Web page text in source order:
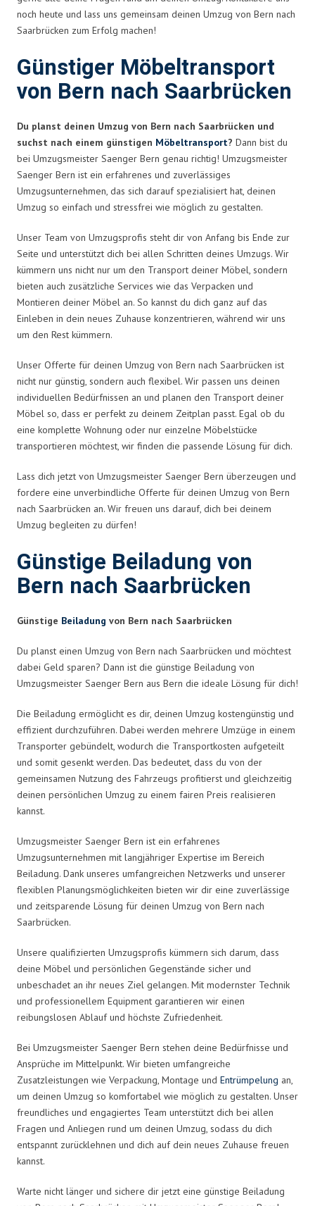
noch heute und lass uns gemeinsam deinen Umzug von Bern nach
Saarbrücken zum Erfolg machen!
Günstiger Möbeltransport
von Bern nach Saarbrücken
Du planst deinen Umzug von Bern nach Saarbrücken und
suchst nach einem günstigen Möbeltransport? Dann bist du
bei Umzugsmeister Saenger Bern genau richtig! Umzugsmeister
Saenger Bern ist ein erfahrenes und zuverlässiges
Umzugsunternehmen, das sich darauf spezialisiert hat, deinen
Umzug so einfach und stressfrei wie möglich zu gestalten.
Unser Team von Umzugsprofis steht dir von Anfang bis Ende zur
Seite und unterstützt dich bei allen Schritten deines Umzugs. Wir
kümmern uns nicht nur um den Transport deiner Möbel, sondern
bieten auch zusätzliche Services wie das Verpacken und
Montieren deiner Möbel an. So kannst du dich ganz auf das
Einleben in dein neues Zuhause konzentrieren, während wir uns
um den Rest kümmern.
Unser Offerte für deinen Umzug von Bern nach Saarbrücken ist
nicht nur günstig, sondern auch flexibel. Wir passen uns deinen
individuellen Bedürfnissen an und planen den Transport deiner
Möbel so, dass er perfekt zu deinem Zeitplan passt. Egal ob du
eine komplette Wohnung oder nur einzelne Möbelstücke
transportieren möchtest, wir finden die passende Lösung für dich.
Lass dich jetzt von Umzugsmeister Saenger Bern überzeugen und
fordere eine unverbindliche Offerte für deinen Umzug von Bern
nach Saarbrücken an. Wir freuen uns darauf, dich bei deinem
Umzug begleiten zu dürfen!
Günstige Beiladung von
Bern nach Saarbrücken
Günstige Beiladung von Bern nach Saarbrücken
Du planst einen Umzug von Bern nach Saarbrücken und möchtest
dabei Geld sparen? Dann ist die günstige Beiladung von
Umzugsmeister Saenger Bern aus Bern die ideale Lösung für dich!
Die Beiladung ermöglicht es dir, deinen Umzug kostengünstig und
effizient durchzuführen. Dabei werden mehrere Umzüge in einem
Transporter gebündelt, wodurch die Transportkosten aufgeteilt
und somit gesenkt werden. Das bedeutet, dass du von der
gemeinsamen Nutzung des Fahrzeugs profitierst und gleichzeitig
deinen persönlichen Umzug zu einem fairen Preis realisieren
kannst.
Umzugsmeister Saenger Bern ist ein erfahrenes
Umzugsunternehmen mit langjähriger Expertise im Bereich
Beiladung. Dank unseres umfangreichen Netzwerks und unserer
flexiblen Planungsmöglichkeiten bieten wir dir eine zuverlässige
und zeitsparende Lösung für deinen Umzug von Bern nach
Saarbrücken.
Unsere qualifizierten Umzugsprofis kümmern sich darum, dass
deine Möbel und persönlichen Gegenstände sicher und
unbeschadet an ihr neues Ziel gelangen. Mit modernster Technik
und professionellem Equipment garantieren wir einen
reibungslosen Ablauf und höchste Zufriedenheit.
Bei Umzugsmeister Saenger Bern stehen deine Bedürfnisse und
Ansprüche im Mittelpunkt. Wir bieten umfangreiche
Zusatzleistungen wie Verpackung, Montage und Entrümpelung an,
um deinen Umzug so komfortabel wie möglich zu gestalten. Unser
freundliches und engagiertes Team unterstützt dich bei allen
Fragen und Anliegen rund um deinen Umzug, sodass du dich
entspannt zurücklehnen und dich auf dein neues Zuhause freuen
kannst.
Warte nicht länger und sichere dir jetzt eine günstige Beiladung